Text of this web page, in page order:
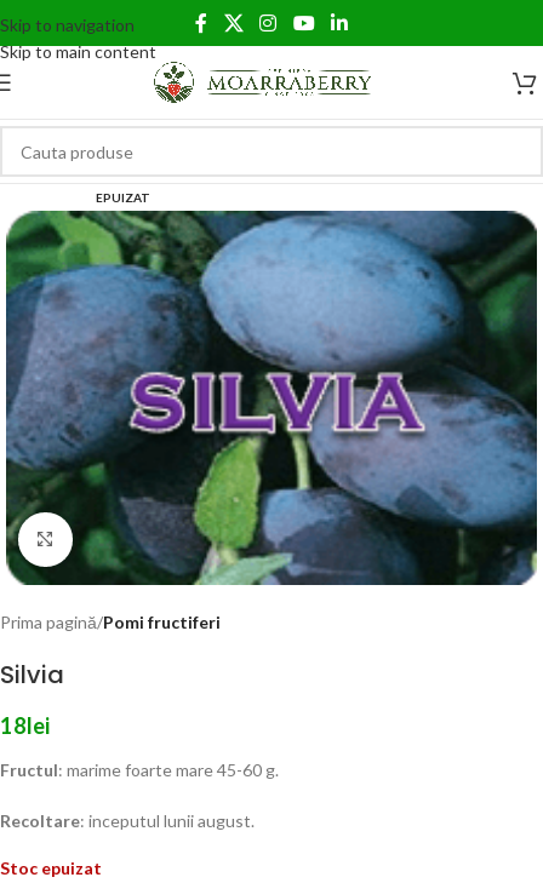
Skip to navigation
Skip to main content
EPUIZAT
Click to enlarge
Prima pagină Pomi fructiferi
Silvia
18lei
Fructul: marime foarte mare 45-60 g.
Recoltare: inceputul lunii august.
Stoc epuizat